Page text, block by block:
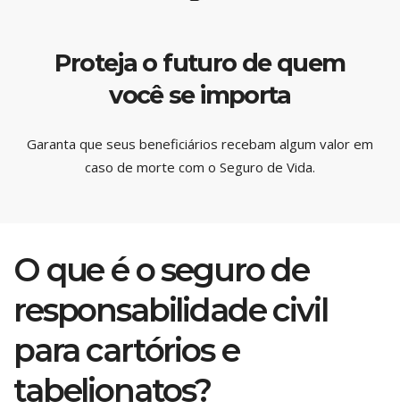
Proteja o futuro de quem
você se importa
Garanta que seus beneficiários recebam algum valor em
caso de morte com o Seguro de Vida.
O que é o seguro de
responsabilidade civil
para cartórios e
tabelionatos?